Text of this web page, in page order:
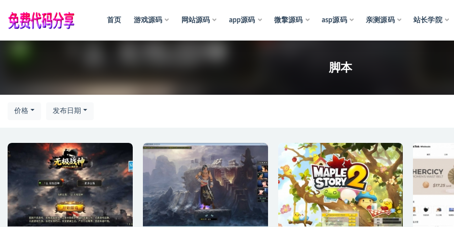
首页 游戏源码 网站源码 app源码 微擎源码 asp源码 亲测源码 站长学院
脚本
价格 发布日期